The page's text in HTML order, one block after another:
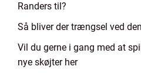
Randers til?
Så bliver der trængsel ved
Vil du gerne i gang med at
nye skøjter her